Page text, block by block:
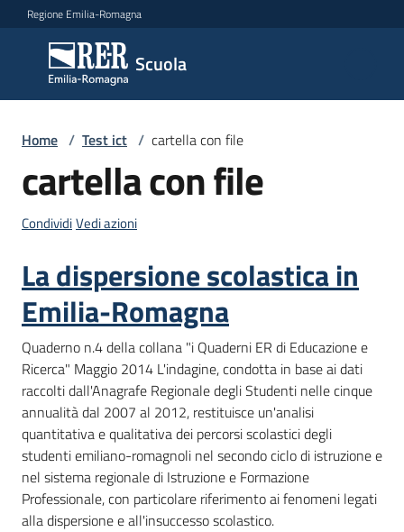
Vai al contenuto
Vai alla navigazione
Vai al footer
Regione Emilia-Romagna
Scuola
Scuola
Argomenti
Servizi
Leggi,
atti
e
bandi
Piani,
programmi
e
progetti
Home / Test ict / cartella con file
cartella con file
CondividiVedi azioni
La dispersione scolastica in
Emilia-Romagna
Quaderno n.4 della collana "i Quaderni ER di Educazione e
Ricerca" Maggio 2014 L'indagine, condotta in base ai dati
raccolti dall'Anagrafe Regionale degli Studenti nelle cinque
annualità dal 2007 al 2012, restituisce un'analisi
quantitativa e qualitativa dei percorsi scolastici degli
studenti emiliano-romagnoli nel secondo ciclo di istruzione e
nel sistema regionale di Istruzione e Formazione
Professionale, con particolare riferimento ai fenomeni legati
alla dispersione e all'insuccesso scolastico.